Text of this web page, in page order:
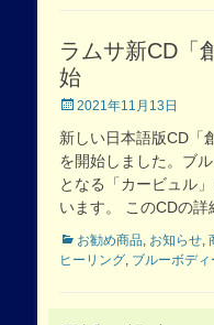
ラムサ新CD「
始
Posted
2021年11月13日
新しい日本語版CD「
を開始しました。ブ
となる「カービュル
います。 このCDの詳
Categories
お勧め商品, お知らせ,
ヒーリング, ブルーボディ